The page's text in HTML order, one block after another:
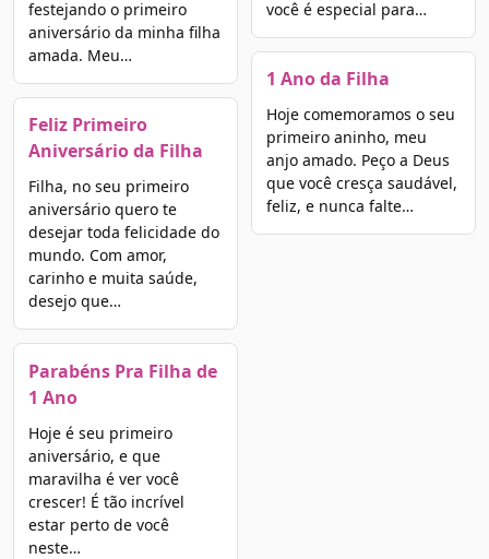
festejando o primeiro
aniversário da minha filha
amada. Meu…
Feliz Primeiro
Aniversário da Filha
Filha, no seu primeiro
aniversário quero te
desejar toda felicidade do
mundo. Com amor,
carinho e muita saúde,
desejo que…
Parabéns Pra Filha de
1 Ano
Hoje é seu primeiro
aniversário, e que
maravilha é ver você
crescer! É tão incrível
estar perto de você
neste…
você é especial para…
1 Ano da Filha
Hoje comemoramos o seu
primeiro aninho, meu
anjo amado. Peço a Deus
que você cresça saudável,
feliz, e nunca falte…